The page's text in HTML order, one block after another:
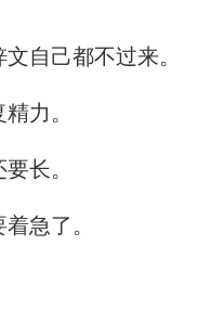
自己都不过来。
力。
长。
急了。